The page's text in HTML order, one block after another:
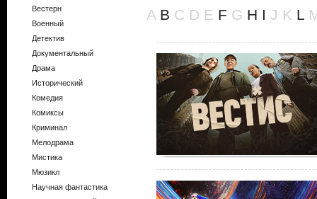
Вестерн
Военный
Детектив
Документальный
Драма
Исторический
Комедия
Комиксы
Криминал
Мелодрама
Мистика
Мюзикл
Научная фантастика
A B C D E F G H I J K L